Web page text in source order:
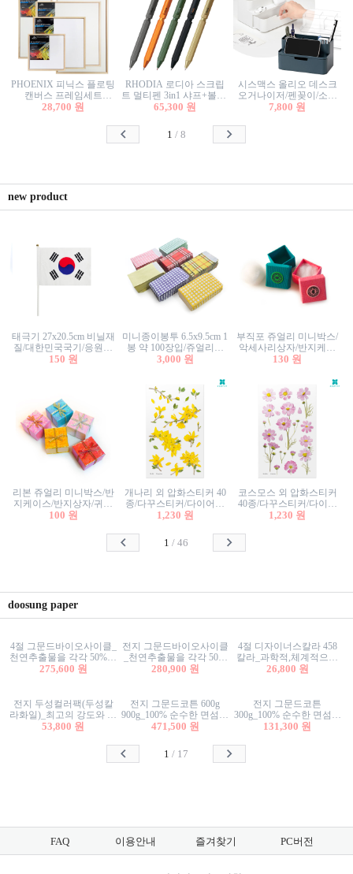
PHOENIX 피닉스 플로팅
캔버스 프레임세트
50x50cm/액자캔버스/인테
28,700 원
RHODIA 로디아 스크립
트 멀티펜 3in1 샤프+볼펜/
무광택 알루미늄 육각배
65,300 원
시스맥스 올리오 데스크
오거나이저/펜꽂이/소품
꽂이/소품함/정리함/수납
7,800 원
1 / 8
new product
태극기 27x20.5cm 비닐재
질/대한민국국기/응원깃
발/행사깃발
150 원
미니종이봉투 6.5x9.5cm 1
봉 약 100장입/쥬얼리봉
투/증명사진봉투/악세사
3,000 원
부직포 쥬얼리 미니박스/
악세사리상자/반지케이
스/반지상자/귀걸이상자/
130 원
리본 쥬얼리 미니박스/반
지케이스/반지상자/귀걸
이상자/귀걸이박스/악세
100 원
개나리 외 압화스티커 40
종/다꾸스티커/다이어리
꾸미기/꽃스티커/자연물
1,230 원
코스모스 외 압화스티커
40종/다꾸스티커/다이어
리꾸미기/꽃스티커/자연
1,230 원
1 /46
doosung paper
4절 그문드바이오사이클_
천연추출물을 각각 50%이
상 함유한 친환경그래픽
275,600 원
전지 그문드바이오사이클
_천연추출물을 각각 50%
이상 함유한 친환경그래
280,900 원
4절 디자이너스칼라 458
칼라_과학적,체계적으로
분류된 200색을 갖춘 색지
26,800 원
전지 두성컬러팩(두성칼
라화일)_최고의 강도와 평
활성을 지닌 다양한 컬러
53,800 원
전지 그문드코튼 600g
900g_100% 순수한 면섬유
로 만든 친환경프리미엄
471,500 원
전지 그문드코튼
300g_100% 순수한 면섬유
로 만든 친환경프리미엄
131,300 원
1 / 17
FAQ 이용안내 즐겨찾기 PC버전